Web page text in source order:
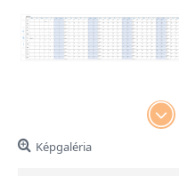
Képgaléria